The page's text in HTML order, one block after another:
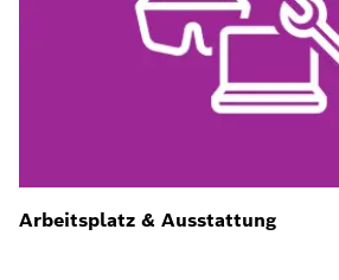
Arbeitsplatz & Ausstattung